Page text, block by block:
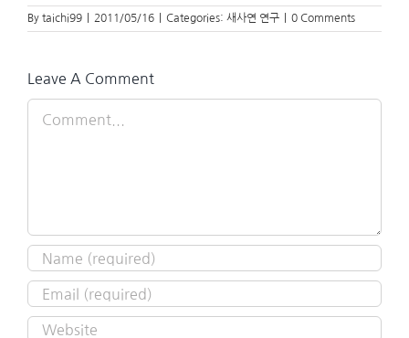
By taichi99 2011/05/16 Categories: 새사연 연구 0 Comments
Leave A Comment